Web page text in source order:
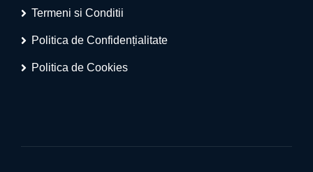
Termeni si Conditii
Politica de Confidențialitate
Politica de Cookies